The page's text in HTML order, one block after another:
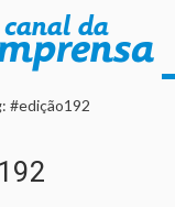
#edição192